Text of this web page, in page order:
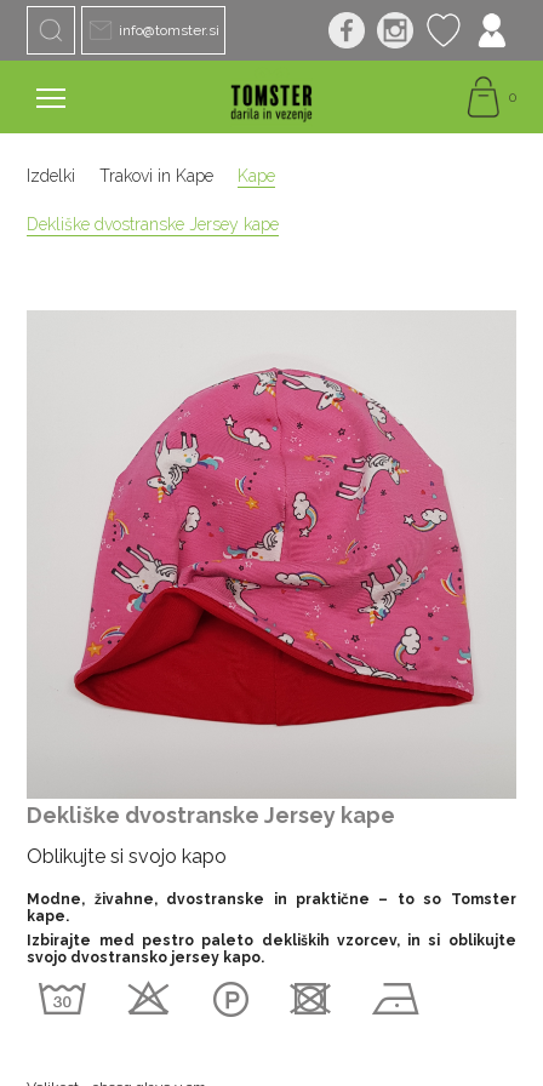
info@tomster.si
0
Izdelki Trakovi in Kape Kape
Dekliške dvostranske Jersey kape
Dekliške dvostranske Jersey kape
Oblikujte si svojo kapo
Modne, živahne, dvostranske in praktične – to so Tomster
kape.
Izbirajte med pestro paleto dekliških vzorcev, in si oblikujte
svojo dvostransko jersey kapo.
w o W d n